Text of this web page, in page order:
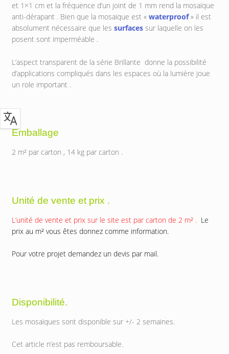
et 1×1 cm et la fréquence d’un joint de 1 mm rend la mosaïque
anti-dérapant . Bien que la mosaïque est « waterproof» il est
absolument nécessaire que les surfacessur laquelle on les
posent sont imperméable .
L’aspect transparent de la série Brillante donne la possibilité
d’applications compliqués dans les espaces où la lumière joue
un role important .
Emballage
2 m² par carton , 14 kg par carton .
Unité de vente et prix .
L’unité de vente et prix sur le site est par carton de 2 m² . Le
prix au m² vous êtes donnez comme information.
Pour votre projet demandez un devis par mail.
Disponibilité.
Les mosaïques sont disponible sur +/- 2 semaines.
Cet article n’est pas remboursable.